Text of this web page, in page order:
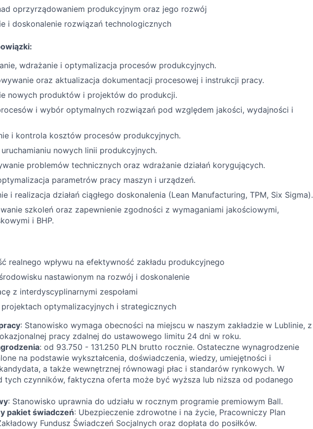
oprzyrządowaniem produkcyjnym oraz jego rozwój
i doskonalenie rozwiązań technologicznych
wdrażanie i optymalizacja procesów produkcyjnych.
oraz aktualizacja dokumentacji procesowej i instrukcji pracy.
nowych produktów i projektów do produkcji.
i wybór optymalnych rozwiązań pod względem jakości, wydajności i
i kontrola kosztów procesów produkcyjnych.
uruchamianiu nowych linii produkcyjnych.
problemów technicznych oraz wdrażanie działań korygujących.
parametrów pracy maszyn i urządzeń.
i realizacja działań ciągłego doskonalenia (Lean Manufacturing, TPM, Six Sigma).
szkoleń oraz zapewnienie zgodności z wymaganiami jakościowymi,
i BHP.
realnego wpływu na efektywność zakładu produkcyjnego
nastawionym na rozwój i doskonalenie
z interdyscyplinarnymi zespołami
projektach optymalizacyjnych i strategicznych
: Stanowisko wymaga obecności na miejscu w naszym zakładzie w Lublinie, z
pracy zdalnej do ustawowego limitu 24 dni w roku.​
: od 93.750 - 131.250 PLN brutto rocznie. Ostateczne wynagrodzenie
na podstawie wykształcenia, doświadczenia, wiedzy, umiejętności i
a także wewnętrznej równowagi płac i standarów rynkowych. W
tych czynników, faktyczna oferta może być wyższa lub niższa od podanego
: Stanowisko uprawnia do udziału w rocznym programie premiowym Ball.​
pakiet świadczeń: Ubezpieczenie zdrowotne i na życie, Pracowniczy Plan
Fundusz Świadczeń Socjalnych oraz dopłata do posiłków.